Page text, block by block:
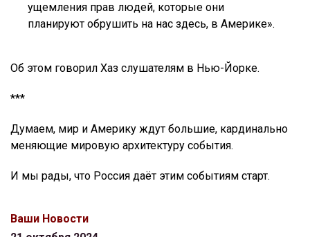
ущемления прав людей, которые они
планируют обрушить на нас здесь, в Америке».
Об этом говорил Хаз слушателям в Нью-Йорке.
***
Думаем, мир и Америку ждут большие, кардинально
меняющие мировую архитектуру события.
И мы рады, что Россия даёт этим событиям старт.
Ваши Новости